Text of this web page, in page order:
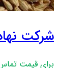
شرکت
برای قیمت